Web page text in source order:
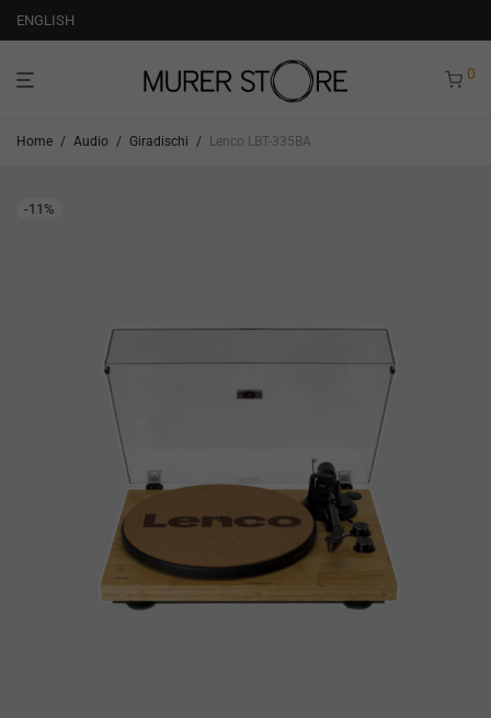
ENGLISH
0
Home / Audio / Giradischi / Lenco LBT-335BA
-11 %